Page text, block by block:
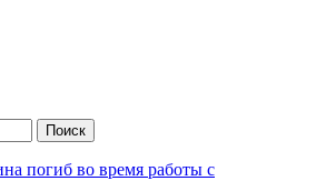
погиб во время работы с